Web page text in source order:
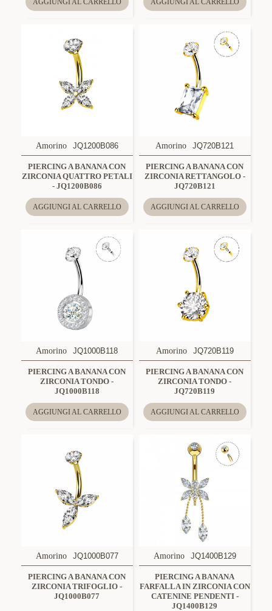
AGGIUNGI AL CARRELLO AGGIUNGI AL CARRELLO
Amorino JQ1200B086
PIERCING A BANANA CON
ZIRCONIA QUATTRO PETALI
- JQ1200B086
AGGIUNGI AL CARRELLO
Amorino JQ720B121
PIERCING A BANANA CON
ZIRCONIA RETTANGOLO -
JQ720B121
AGGIUNGI AL CARRELLO
Amorino JQ1000B118
PIERCING A BANANA CON
ZIRCONIA TONDO -
JQ1000B118
AGGIUNGI AL CARRELLO
Amorino JQ720B119
PIERCING A BANANA CON
ZIRCONIA TONDO -
JQ720B119
AGGIUNGI AL CARRELLO
Amorino JQ1000B077
PIERCING A BANANA CON
ZIRCONIA TRIFOGLIO -
JQ1000B077
Amorino JQ1400B129
PIERCING A BANANA
FARFALLA IN ZIRCONIA CON
CATENINE PENDENTI -
JQ1400B129